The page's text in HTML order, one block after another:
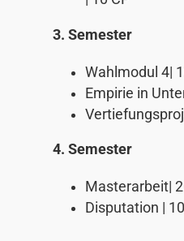
3. Semester
Wahlmodul 4|
Empirie in
4. Semester
Masterarbeit|
Disputation |